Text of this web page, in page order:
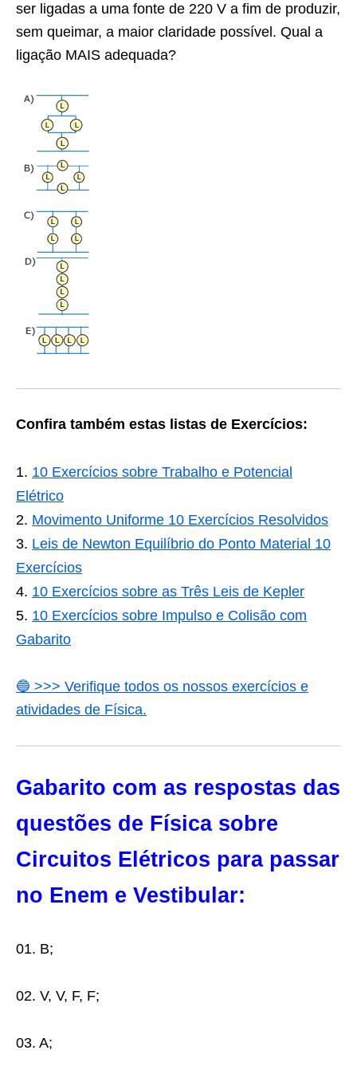
ser ligadas a uma fonte de 220 V a fim de produzir,
sem queimar, a maior claridade possível. Qual a
ligação MAIS adequada?
Confira também estas listas de Exercícios:
10 Exercícios sobre Trabalho e Potencial
Elétrico
Movimento Uniforme 10 Exercícios Resolvidos
Leis de Newton Equilíbrio do Ponto Material 10
Exercícios
10 Exercícios sobre as Três Leis de Kepler
10 Exercícios sobre Impulso e Colisão com
Gabarito
🔵 >>> Verifique todos os nossos exercícios e
atividades de Física.
Gabarito com as respostas das
questões de Física sobre
Circuitos Elétricos para passar
no Enem e Vestibular:
01. B;
02. V, V, F, F;
03. A;